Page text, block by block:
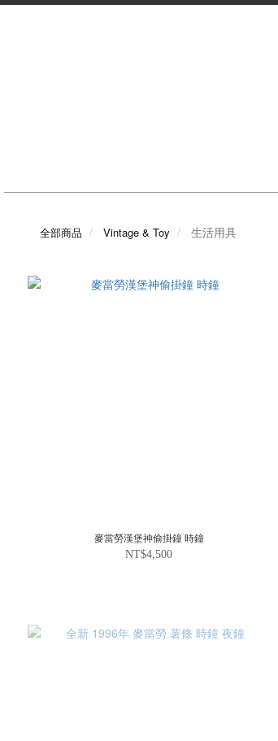
全部商品 Vintage & Toy 生活用具
麥當勞漢堡神偷掛鐘 時鐘
NT$4,500